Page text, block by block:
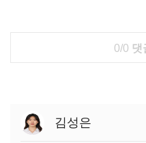
0/0 댓
김성은